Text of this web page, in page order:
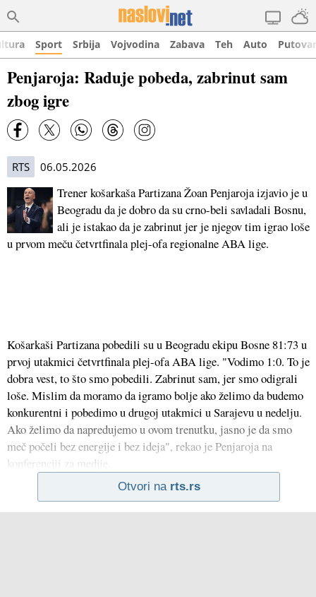
Sport Srbija Vojvodina Zabava Teh Auto
Penjaroja: Raduje pobeda, zabrinut sam
zbog igre
RTS 06.05.2026
Trener košarkaša Partizana Žoan Penjaroja izjavio je u
Beogradu da je dobro da su crno-beli savladali Bosnu,
ali je istakao da je zabrinut jer je njegov tim igrao loše
u prvom meču četvrtfinala plej-ofa regionalne ABA lige.
Košarkaši Partizana pobedili su u Beogradu ekipu Bosne 81:73 u
prvoj utakmici četvrtfinala plej-ofa ABA lige. "Vodimo 1:0. To je
dobra vest, to što smo pobedili. Zabrinut sam, jer smo odigrali
loše. Mislim da moramo da igramo bolje ako želimo da budemo
konkurentni i pobedimo u drugoj utakmici u Sarajevu u nedelju.
Ako želimo da napredujemo u ovom trenutku, jasno je da smo
meč počeli bez energije i bez ideja", rekao je Penjaroja na
konferenciji za medije.
Otvori na rts.rs